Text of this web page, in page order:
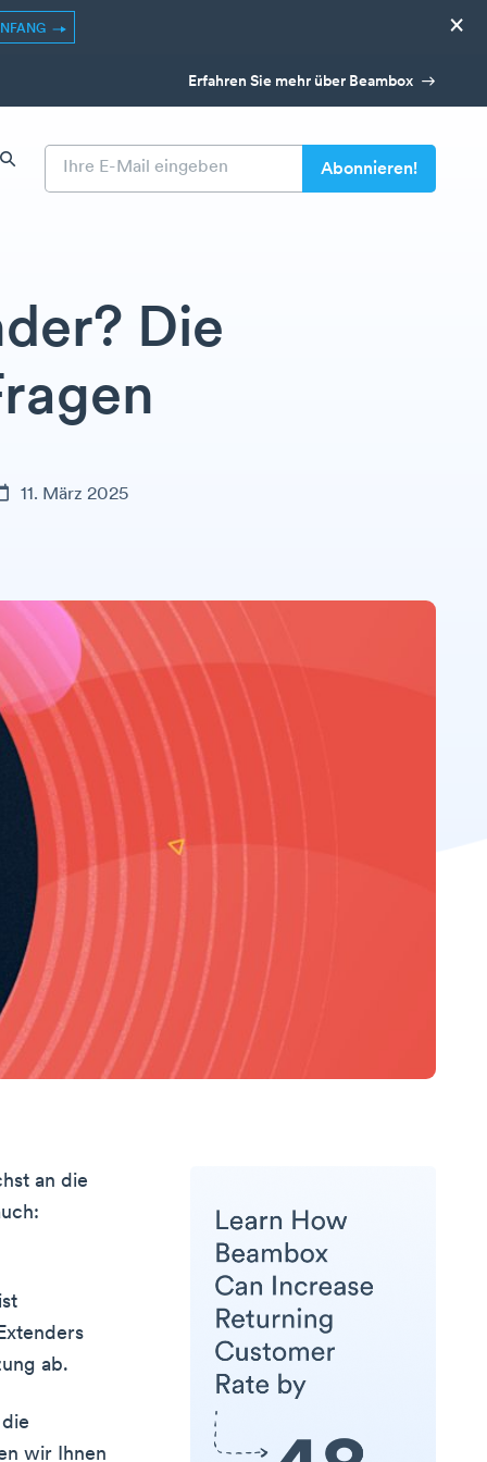
×
Erfahren Sie mehr über Beambox
Die
11. März 2025
an die
ab.
wir Ihnen